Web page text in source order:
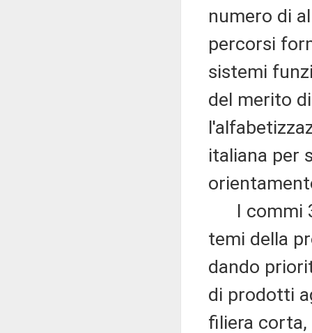
numero di
percorsi
sistemi
del merito
italiana per
I commi
temi della
dando
di prodotti
filiera